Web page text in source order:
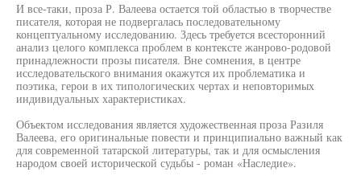
И все-таки, проза Р. Валеева остается той областью в творчестве
писателя, которая не подвергалась последовательному
концептуальному исследованию. Здесь требуется всесторонний
анализ целого комплекса проблем в контексте жанрово-родовой
принадлежности прозы писателя. Вне сомнения, в центре
исследовательского внимания окажутся их проблематика и
поэтика, герои в их типологических чертах и неповторимых
индивидуальных характеристиках.
Объектом исследования является художественная проза Разиля
Валеева, его оригинальные повести и принципиально важный как
для современной татарской литературы, так и для осмысления
народом своей исторической судьбы - роман «Наследие».